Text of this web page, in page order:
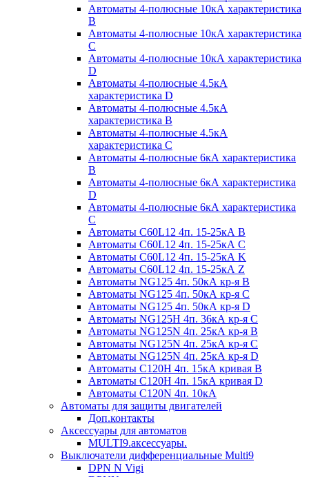
Автоматы 4-полюсные 10кА характеристика
B
Автоматы 4-полюсные 10кА характеристика
C
Автоматы 4-полюсные 10кА характеристика
D
Автоматы 4-полюсные 4.5кА
характеристика D
Автоматы 4-полюсные 4.5кА
характеристика В
Автоматы 4-полюсные 4.5кА
характеристика С
Автоматы 4-полюсные 6кА характеристика
B
Автоматы 4-полюсные 6кА характеристика
D
Автоматы 4-полюсные 6кА характеристика
С
Автоматы C60L12 4п. 15-25кА B
Автоматы C60L12 4п. 15-25кА C
Автоматы C60L12 4п. 15-25кА K
Автоматы C60L12 4п. 15-25кА Z
Автоматы NG125 4п. 50кА кр-я B
Автоматы NG125 4п. 50кА кр-я C
Автоматы NG125 4п. 50кА кр-я D
Автоматы NG125H 4п. 36кА кр-я C
Автоматы NG125N 4п. 25кА кр-я B
Автоматы NG125N 4п. 25кА кр-я C
Автоматы NG125N 4п. 25кА кр-я D
Автоматы С120H 4п. 15кА кривая B
Автоматы С120H 4п. 15кА кривая D
Автоматы С120N 4п. 10кА
Автоматы для защиты двигателей
Доп.контакты
Аксессуары для автоматов
MULTI9.аксессуары.
Выключатели дифференциальные Multi9
DPN N Vigi